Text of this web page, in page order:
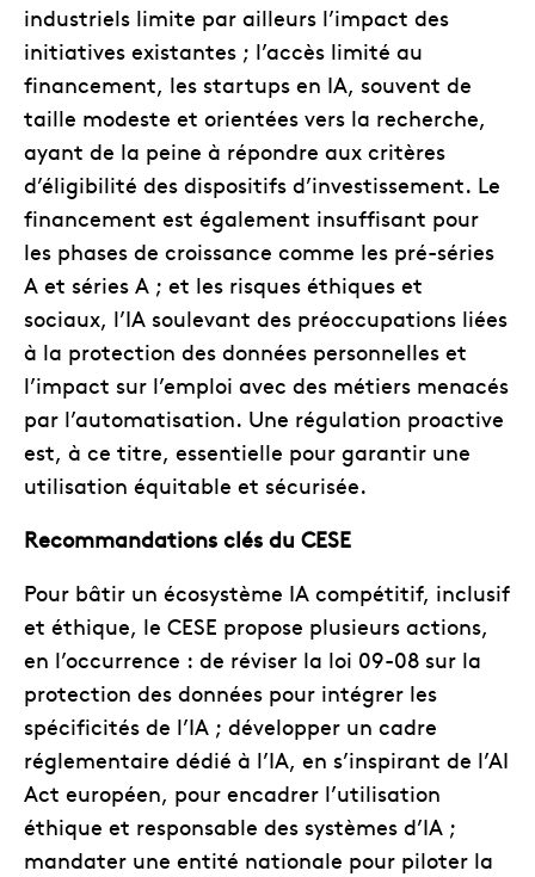
industriels limite par ailleurs l’impact des
initiatives existantes ; l’accès limité au
financement, les startups en IA, souvent de
taille modeste et orientées vers la recherche,
ayant de la peine à répondre aux critères
d’éligibilité des dispositifs d’investissement. Le
financement est également insuffisant pour
les phases de croissance comme les pré-séries
A et séries A ; et les risques éthiques et
sociaux, l’IA soulevant des préoccupations liées
à la protection des données personnelles et
l’impact sur l’emploi avec des métiers menacés
par l’automatisation. Une régulation proactive
est, à ce titre, essentielle pour garantir une
utilisation équitable et sécurisée.
Recommandations clés du CESE
Pour bâtir un écosystème IA compétitif, inclusif
et éthique, le CESE propose plusieurs actions,
en l’occurrence : de réviser la loi 09-08 sur la
protection des données pour intégrer les
spécificités de l’IA ; développer un cadre
réglementaire dédié à l’IA, en s’inspirant de l’AI
Act européen, pour encadrer l’utilisation
éthique et responsable des systèmes d’IA ;
mandater une entité nationale pour piloter la